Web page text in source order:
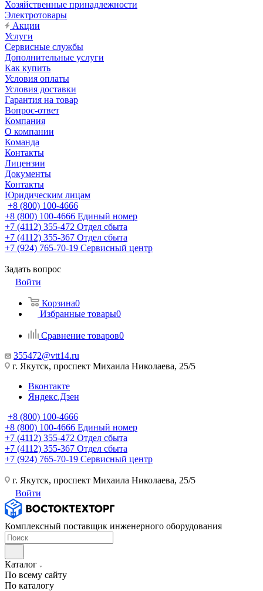
Хозяйственные принадлежности
Электротовары
Акции
Услуги
Сервисные службы
Дополнительные услуги
Как купить
Условия оплаты
Условия доставки
Гарантия на товар
Вопрос-ответ
Компания
О компании
Команда
Контакты
Лицензии
Документы
Контакты
Юридическим лицам
+8 (800) 100-4666
+8 (800) 100-4666 Единый номер
+7 (4112) 355-472 Отдел сбыта
+7 (4112) 355-367 Отдел сбыта
+7 (924) 765-70-19 Сервисный центр
Задать вопрос
Войти
Корзина0
Избранные товары0
Сравнение товаров0
355472@vtt14.ru
г. Якутск, проспект Михаила Николаева, 25/5
Вконтакте
Яндекс.Дзен
+8 (800) 100-4666
+8 (800) 100-4666 Единый номер
+7 (4112) 355-472 Отдел сбыта
+7 (4112) 355-367 Отдел сбыта
+7 (924) 765-70-19 Сервисный центр
г. Якутск, проспект Михаила Николаева, 25/5
Войти
Комплексный поставщик инженерного оборудования
Каталог
По всему сайту
По каталогу